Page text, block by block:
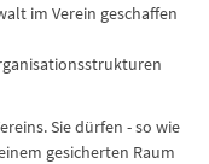
im Verein geschaffen
Sie dürfen - so wie
gesicherten Raum